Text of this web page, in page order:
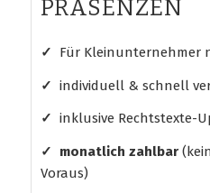
PRÄSENZEN
✓ Für Kleinunternehmer
✓ individuell & schnell
✓ inklusive Rechtstexte-
✓ monatlich zahlbar
Voraus)